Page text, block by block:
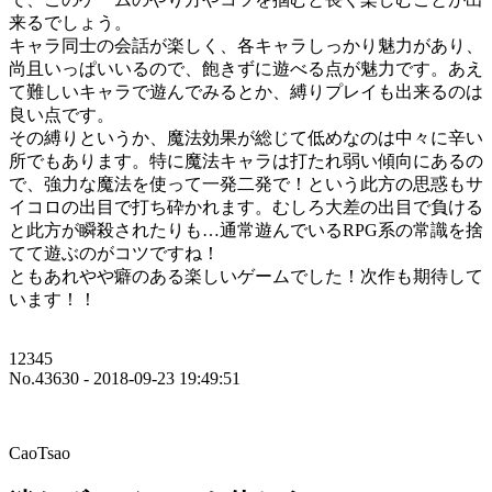
来るでしょう。
キャラ同士の会話が楽しく、各キャラしっかり魅力があり、
尚且いっぱいいるので、飽きずに遊べる点が魅力です。あえ
て難しいキャラで遊んでみるとか、縛りプレイも出来るのは
良い点です。
その縛りというか、魔法効果が総じて低めなのは中々に辛い
所でもあります。特に魔法キャラは打たれ弱い傾向にあるの
で、強力な魔法を使って一発二発で！という此方の思惑もサ
イコロの出目で打ち砕かれます。むしろ大差の出目で負ける
と此方が瞬殺されたりも…通常遊んでいるRPG系の常識を捨
てて遊ぶのがコツですね！
ともあれやや癖のある楽しいゲームでした！次作も期待して
います！！
12345
No.43630 - 2018-09-23 19:49:51
CaoTsao